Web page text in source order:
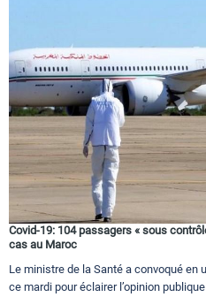
Covid-19: 104 passagers « sous
cas au Maroc
Le ministre de la Santé a convoqué en
ce mardi pour éclairer l’opinion